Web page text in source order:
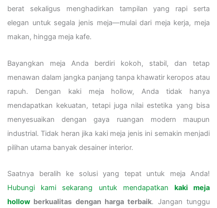
berat sekaligus menghadirkan tampilan yang rapi serta
elegan untuk segala jenis meja—mulai dari meja kerja, meja
makan, hingga meja kafe.
Bayangkan meja Anda berdiri kokoh, stabil, dan tetap
menawan dalam jangka panjang tanpa khawatir keropos atau
rapuh. Dengan kaki meja hollow, Anda tidak hanya
mendapatkan kekuatan, tetapi juga nilai estetika yang bisa
menyesuaikan dengan gaya ruangan modern maupun
industrial. Tidak heran jika kaki meja jenis ini semakin menjadi
pilihan utama banyak desainer interior.
Saatnya beralih ke solusi yang tepat untuk meja Anda!
Hubungi kami sekarang untuk mendapatkan kaki meja
hollow berkualitas dengan harga terbaik. Jangan tunggu